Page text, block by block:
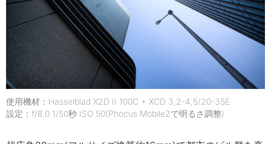
使用機材：Hasselblad X2D II 100C + XCD 3,2-4,5/20-35E
設定：f/8.0 1/50秒 ISO 50(Phocus Mobile2で明るさ調整)